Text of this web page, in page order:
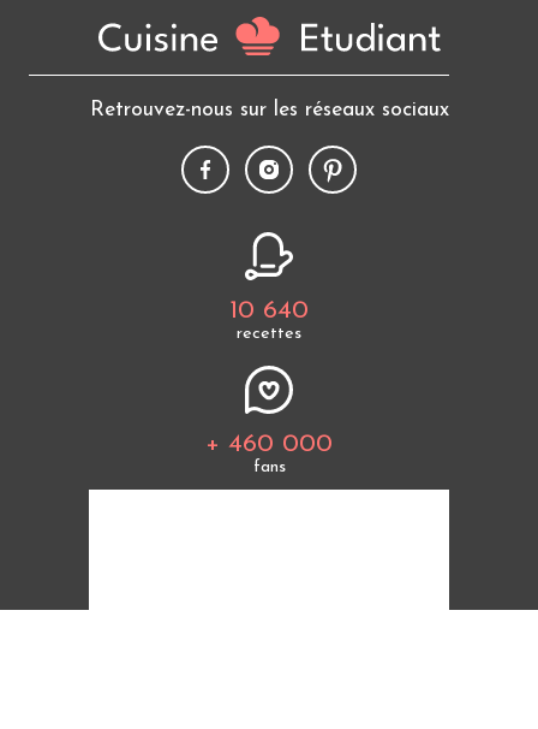
Retrouvez-nous sur les réseaux sociaux
10 640
recettes
+ 460 000
fans